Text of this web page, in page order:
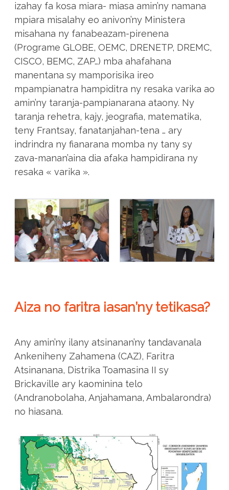
izahay fa kosa miara- miasa amin’ny namana
mpiara misalahy eo anivon’ny Ministera
misahana ny fanabeazam-pirenena
(Programe GLOBE, OEMC, DRENETP, DREMC,
CISCO, BEMC, ZAP…) mba ahafahana
manentana sy mamporisika ireo
mpampianatra hampiditra ny resaka varika ao
amin’ny taranja-pampianarana ataony. Ny
taranja rehetra, kajy, jeografia, matematika,
teny Frantsay, fanatanjahan-tena … ary
indrindra ny fianarana momba ny tany sy
zava-manan’aina dia afaka hampidirana ny
resaka « varika ».
Aiza no faritra iasan’ny tetikasa?
Any amin’ny ilany atsinanan’ny tandavanala
Ankeniheny Zahamena (CAZ), Faritra
Atsinanana, Distrika Toamasina II sy
Brickaville ary kaominina telo
(Andranobolaha, Anjahamana, Ambalarondra)
no hiasana.